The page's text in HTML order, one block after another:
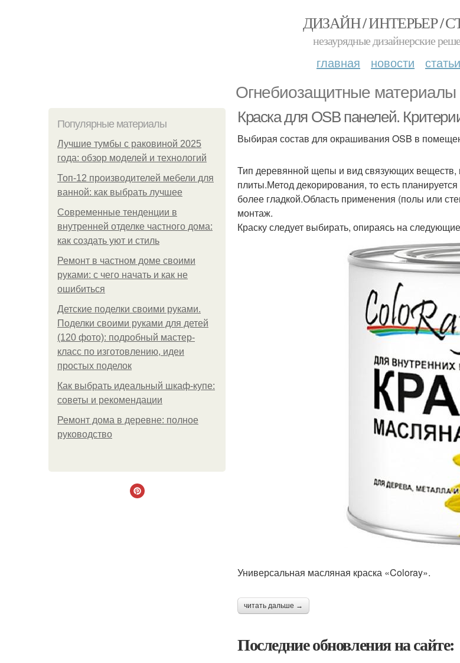
ДИЗАЙН / ИНТЕРЬЕР /
незаурядные дизайнерские
главная новости статьи
Огнебиозащитные материалы
Популярные материалы
Лучшие тумбы с раковиной 2025
года: обзор моделей и технологий
Топ-12 производителей мебели для
ванной: как выбрать лучшее
Современные тенденции в
внутренней отделке частного дома:
как создать уют и стиль
Ремонт в частном доме своими
руками: с чего начать и как не
ошибиться
Детские поделки своими руками.
Поделки своими руками для детей
(120 фото): подробный мастер-
класс по изготовлению, идеи
простых поделок
Как выбрать идеальный шкаф-купе:
советы и рекомендации
Ремонт дома в деревне: полное
руководство
Краска для OSB панелей.
Выбирая состав для окрашивания OSB в
Тип деревянной щепы и вид связующих веществ,
плиты.Метод декорирования, то есть
более гладкой.Область применения (полы или
монтаж.
Краску следует выбирать, опираясь на
Универсальная масляная краска «Coloray».
читать дальше →
Последние обновления на сайте: